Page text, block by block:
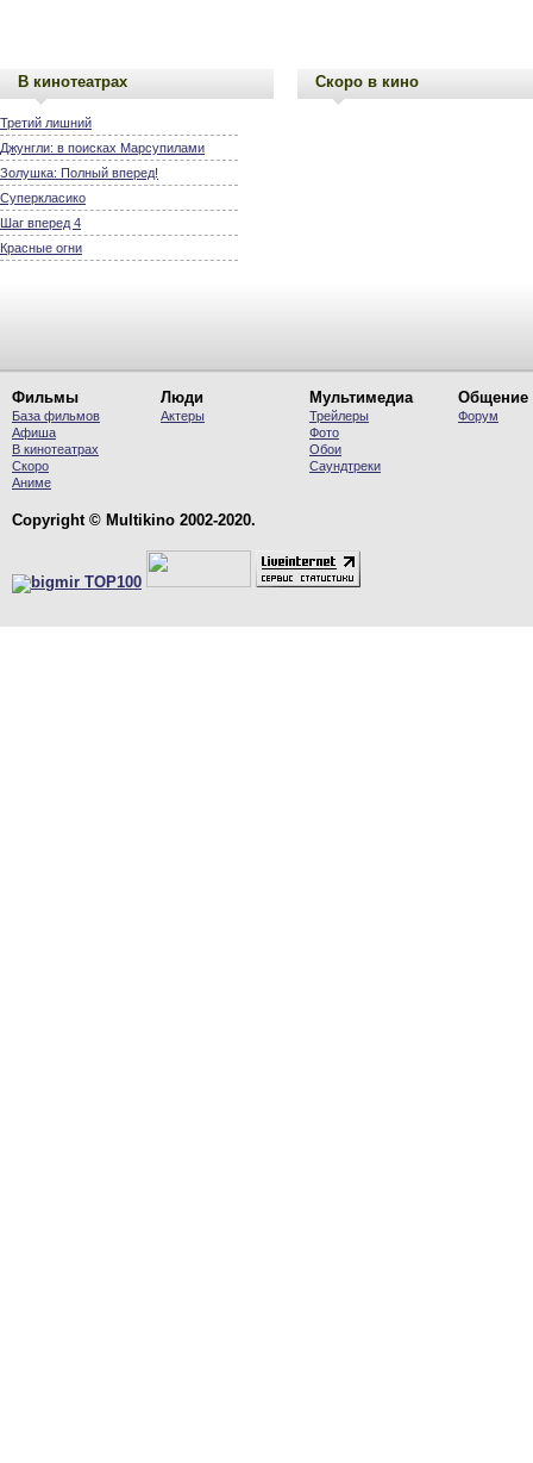
В кинотеатрах
Третий лишний
Джунгли: в поисках Марсупилами
Золушка: Полный вперед!
Суперкласико
Шаг вперед 4
Красные огни
Скоро в кино
Фильмы
База фильмов
Афиша
В кинотеатрах
Скоро
Аниме
Люди
Актеры
Мультимедиа
Трейлеры
Фото
Обои
Саундтреки
Общение
Форум
Copyright © Multikino 2002-2020.